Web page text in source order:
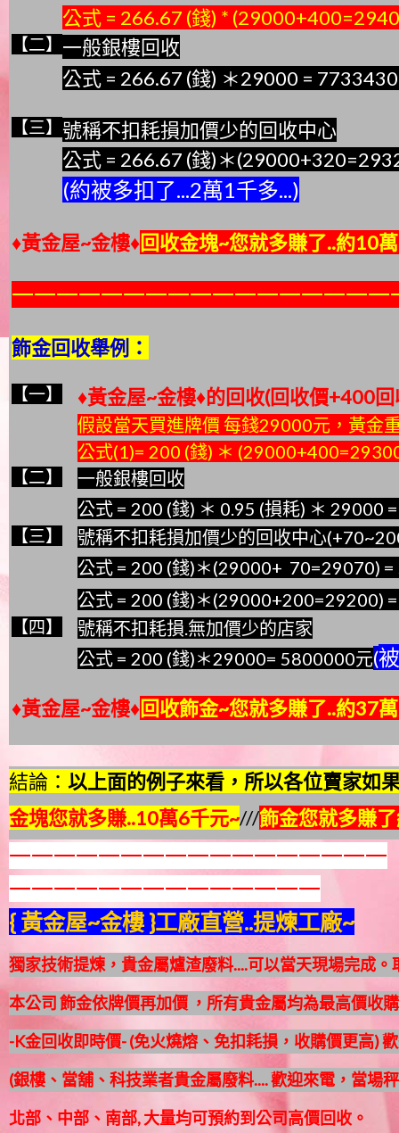
公式 = 266.67 (錢) *
【二】 一般銀樓回收
公式 = 266.67 (錢) ＊29000 =
【三】 號稱不扣耗損加價少的回收中心
公式 = 266.67 (錢)＊
(約被多扣了...2萬1千多...)
♦黃金屋~金樓♦回收金塊~您就多賺了..約10
一一一一一一一一一一一一一一一一
飾金回收舉例：
【一】 ♦黃金屋~金樓♦的回收(回收價+400
假設當天買進牌價 每錢29000元，黃金
公式(1)= 200 (錢) ＊
【二】
一般銀樓回收
公式 = 200 (錢) ＊ 0.95 (損耗) ＊ 29000
【三】
號稱不扣耗損加價少的回收中心
公式 = 200 (錢)＊(29000+ 70=29070)
公式 = 200 (錢)＊(29000+200=29200)
【四】
號稱不扣耗損.無加價少的店家
公式 = 200 (錢)＊29000= 5800000元(
♦黃金屋~金樓♦回收飾金~您就多賺了..約37
結論： 以上面的例子來看 ， 所以各位賣家如
金塊您就多賺..10萬6千元~///飾金您就多賺
一一一一一一一一一一一一一一一一一
一一一一一一一一一一一一一一
{ 黃金屋~金樓 }工廠直營..提煉工廠~
獨家技術提煉，貴金屬爐渣廢料....可以當天現場完成
本公司 飾金依牌價再加價 ，所有貴金屬均為最高價收
-K金回收即時價- (免火燒熔、免扣耗損，收購價更高)
(銀樓、當舖、科技業者貴金屬廢料.... 歡迎來電，當場
北部、中部、南部, 大量均可預約到公司高價回收。